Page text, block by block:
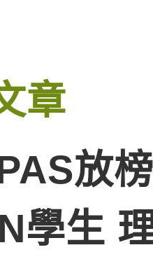
章
放
學生